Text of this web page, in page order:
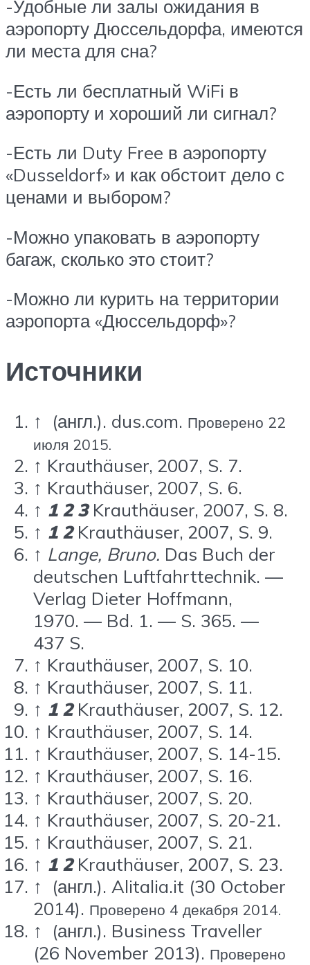
-Удобные ли залы ожидания в
аэропорту Дюссельдорфа, имеются
ли места для сна?
-Есть ли бесплатный WiFi в
аэропорту и хороший ли сигнал?
-Есть ли Duty Free в аэропорту
«Dusseldorf» и как обстоит дело с
ценами и выбором?
-Можно упаковать в аэропорту
багаж, сколько это стоит?
-Можно ли курить на территории
аэропорта «Дюссельдорф»?
Источники
↑ (англ.). dus.com. Проверено 22
июля 2015.
↑ Krauthäuser, 2007, S. 7.
↑ Krauthäuser, 2007, S. 6.
↑ 1 2 3 Krauthäuser, 2007, S. 8.
↑ 1 2 Krauthäuser, 2007, S. 9.
↑ Lange, Bruno. Das Buch der
deutschen Luftfahrttechnik. —
Verlag Dieter Hoffmann,
1970. — Bd. 1. — S. 365. —
437 S.
↑ Krauthäuser, 2007, S. 10.
↑ Krauthäuser, 2007, S. 11.
↑ 1 2 Krauthäuser, 2007, S. 12.
↑ Krauthäuser, 2007, S. 14.
↑ Krauthäuser, 2007, S. 14-15.
↑ Krauthäuser, 2007, S. 16.
↑ Krauthäuser, 2007, S. 20.
↑ Krauthäuser, 2007, S. 20-21.
↑ Krauthäuser, 2007, S. 21.
↑ 1 2 Krauthäuser, 2007, S. 23.
↑
(англ.). Alitalia.it (30 October
2014). Проверено 4 декабря 2014.
↑ (англ.). Business Traveller
(26 November 2013). Проверено